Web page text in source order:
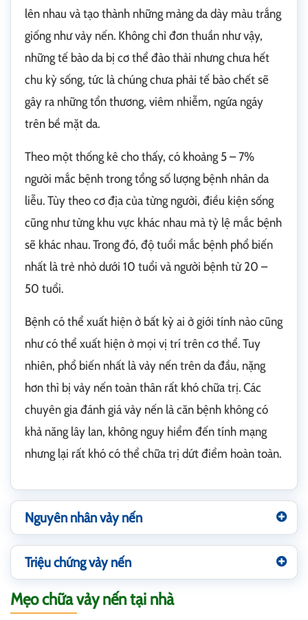
lên nhau và tạo thành những mảng da dày màu trắng
giống như vảy nến. Không chỉ đơn thuần như vậy,
những tế bào da bị cơ thể đào thải nhưng chưa hết
chu kỳ sống, tức là chúng chưa phải tế bào chết sẽ
gây ra những tổn thương, viêm nhiễm, ngứa ngáy
trên bề mặt da.
Theo một thống kê cho thấy, có khoảng 5 – 7%
người mắc bệnh trong tổng số lượng bệnh nhân da
liễu. Tùy theo cơ địa của từng người, điều kiện sống
cũng như từng khu vực khác nhau mà tỷ lệ mắc bệnh
sẽ khác nhau. Trong đó, độ tuổi mắc bệnh phổ biến
nhất là trẻ nhỏ dưới 10 tuổi và người bệnh từ 20 –
50 tuổi.
Bệnh có thể xuất hiện ở bất kỳ ai ở giới tính nào cũng
như có thể xuất hiện ở mọi vị trí trên cơ thể. Tuy
nhiên, phổ biến nhất là vảy nến trên da đầu, nặng
hơn thì bị vảy nến toàn thân rất khó chữa trị. Các
chuyên gia đánh giá vảy nến là căn bệnh không có
khả năng lây lan, không nguy hiểm đến tính mạng
nhưng lại rất khó có thể chữa trị dứt điểm hoàn toàn.
Nguyên nhân vảy nến
Triệu chứng vảy nến
Mẹo chữa vảy nến tại nhà